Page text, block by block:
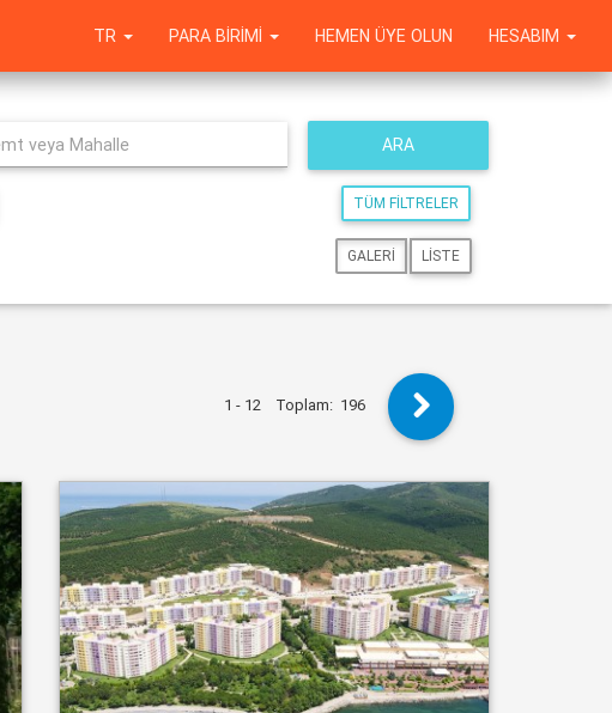
HESABIM
HEMEN ÜYE OLUN
PARA BIRIMI
TR
ARA
TÜM FILTRELER
GALERI LISTE
1 - 12 Toplam: 196